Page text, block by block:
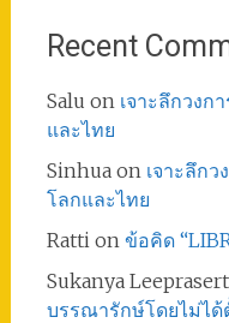
Recent
Salu on เจาะลึกวงก
และไทย
Sinhuaon เจาะลึก
โลกและไทย
Rattion ข้อคิด
Sukanya Leeprasert
บรรณารักษ์โดยไม่ได้